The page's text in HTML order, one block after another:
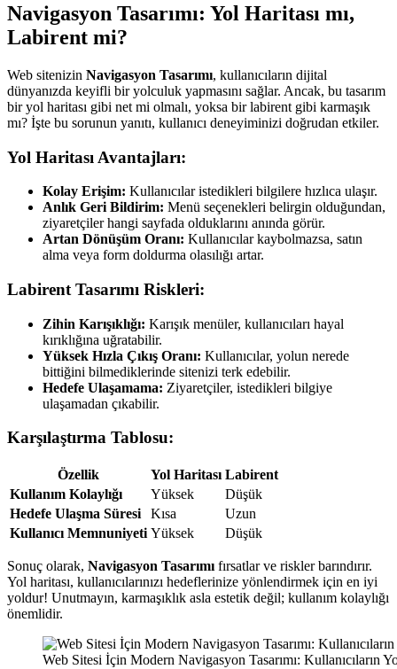
Navigasyon Tasarımı: Yol Haritası mı,
Labirent mi?
Web sitenizin Navigasyon Tasarımı, kullanıcıların dijital
dünyanızda keyifli bir yolculuk yapmasını sağlar. Ancak, bu tasarım
bir yol haritası gibi net mi olmalı, yoksa bir labirent gibi karmaşık
mı? İşte bu sorunun yanıtı, kullanıcı deneyiminizi doğrudan etkiler.
Yol Haritası Avantajları:
Kolay Erişim: Kullanıcılar istedikleri bilgilere hızlıca ulaşır.
Anlık Geri Bildirim: Menü seçenekleri belirgin olduğundan,
ziyaretçiler hangi sayfada olduklarını anında görür.
Artan Dönüşüm Oranı: Kullanıcılar kaybolmazsa, satın
alma veya form doldurma olasılığı artar.
Labirent Tasarımı Riskleri:
Zihin Karışıklığı: Karışık menüler, kullanıcıları hayal
kırıklığına uğratabilir.
Yüksek Hızla Çıkış Oranı: Kullanıcılar, yolun nerede
bittiğini bilmediklerinde sitenizi terk edebilir.
Hedefe Ulaşamama: Ziyaretçiler, istedikleri bilgiye
ulaşamadan çıkabilir.
Karşılaştırma Tablosu:
Özellik Yol Haritası Labirent
Kullanım Kolaylığı
Yüksek
Düşük
Hedefe Ulaşma Süresi
Kısa
Uzun
Kullanıcı Memnuniyeti Yüksek Düşük
Sonuç olarak, Navigasyon Tasarımı fırsatlar ve riskler barındırır.
Yol haritası, kullanıcılarınızı hedeflerinize yönlendirmek için en iyi
yoldur! Unutmayın, karmaşıklık asla estetik değil; kullanım kolaylığı
önemlidir.
Web Sitesi İçin Modern Navigasyon Tasarımı: Kullanıcıların